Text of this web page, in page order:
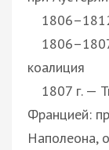
1806–1812
1806–1807
коалиция
1807 г. —
Францией:
Наполеона,